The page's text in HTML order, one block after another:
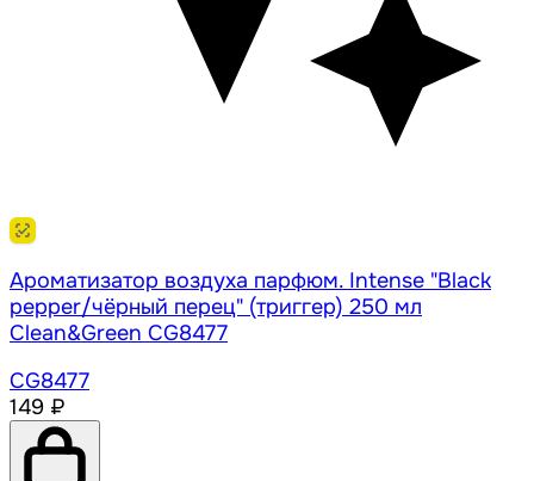
Ароматизатор воздуха парфюм. Intense "Black
pepper/чёрный перец" (триггер) 250 мл
Clean&Green CG8477
CG8477
149 ₽